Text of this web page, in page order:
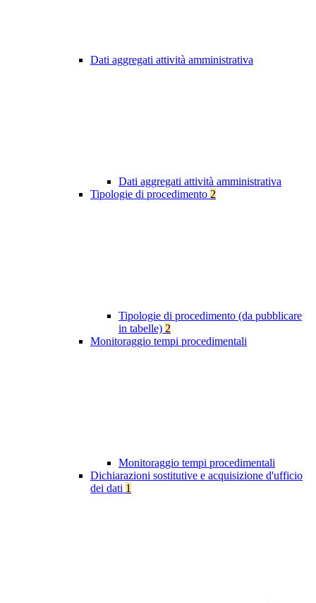
Dati aggregati attività amministrativa
Dati aggregati attività amministrativa
Tipologie di procedimento 2
Tipologie di procedimento (da pubblicare
in tabelle) 2
Monitoraggio tempi procedimentali
Monitoraggio tempi procedimentali
Dichiarazioni sostitutive e acquisizione d'ufficio
dei dati 1